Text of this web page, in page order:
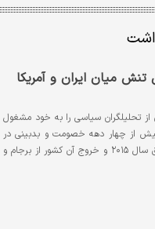
میان ایران و آمریکا
تحلیلگران سیاسی را به خود مشغول
بیش از چهار دهه خصومت و بدبینی در
روابط و بدعهدی طرف آمریکایی در توافق سال ۲۰۱۵ و خروج آن کشور از برجام و